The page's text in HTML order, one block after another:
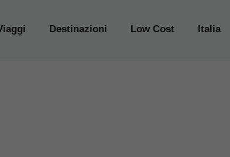
Destinazioni Low Cost Italia